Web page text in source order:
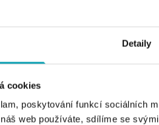
Detaily
cookies
poskytování funkcí sociálních
web používáte, sdílíme se